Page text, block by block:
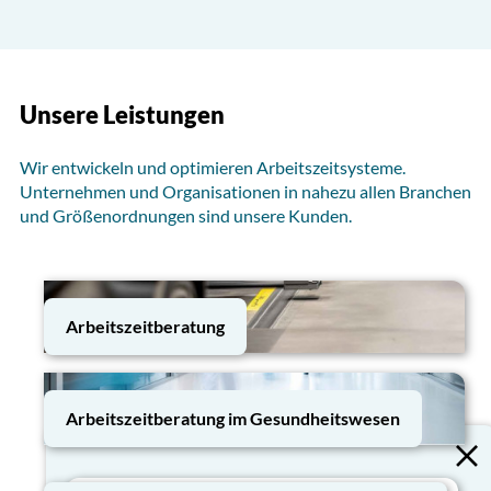
Unsere Leistungen
Wir entwickeln und optimieren Arbeitszeitsysteme.
Unternehmen und Organisationen in nahezu allen Branchen
und Größenordnungen sind unsere Kunden.
Arbeitszeitberatung
Arbeitszeitberatung im Gesundheitswesen